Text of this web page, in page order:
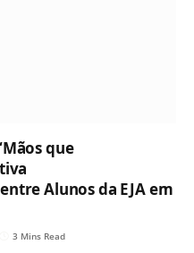
que
Alunos da EJA em
3 Mins Read